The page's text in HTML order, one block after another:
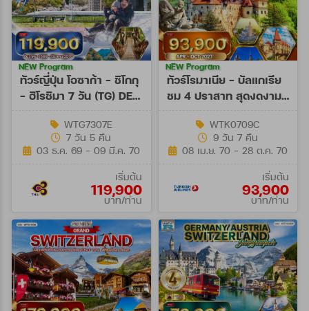
ทัวร์ญี่ปุ่น โอซาก้า - ชิโกกุ
- ฮิโรชิมา 7 วัน (TG) DEC
NEW Program
WTG7307E
7 วัน 5 คืน
03 ธ.ค. 69 - 09 มี.ค. 70
เริ่มต้น
119,900
บาท/ท่าน
ทัวร์โรมาเนีย - บัลแกเรีย
ชม 4 ปราสาท สุดงดงาม
NEW Program
WTK0709C
9 วัน 7 คืน
08 เม.ย. 70 - 28 ต.ค. 70
เริ่มต้น
93,900
บาท/ท่าน